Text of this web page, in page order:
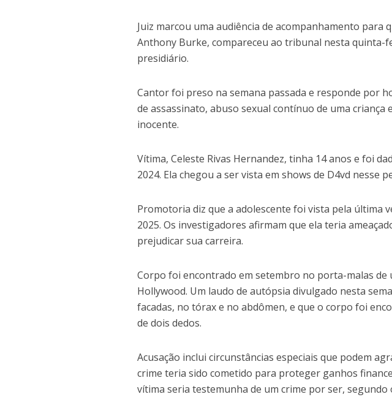
Juiz marcou uma audiência de acompanhamento para
Anthony Burke, compareceu ao tribunal nesta quinta-
presidiário.
Cantor foi preso na semana passada e responde por
de assassinato, abuso sexual contínuo de uma criança
inocente.
Vítima, Celeste Rivas Hernandez, tinha 14 anos e foi
2024. Ela chegou a ser vista em shows de D4vd nesse
Promotoria diz que a adolescente foi vista pela última
2025. Os investigadores afirmam que ela teria
prejudicar sua carreira.
Corpo foi encontrado em setembro no porta-malas de
Hollywood. Um laudo de autópsia divulgado nesta
facadas, no tórax e no abdômen, e que o corpo foi
de dois dedos.
Acusação inclui circunstâncias especiais que podem
crime teria sido cometido para proteger ganhos
vítima seria testemunha de um crime por ser,